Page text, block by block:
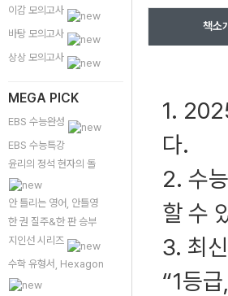
이감 모의고사
바탕 모의고사
상상 모의고사
MEGA PICK
EBS 수능완성
EBS 수능특강
윤리의 정석 현자의 돌
안 틀리는 영어, 안틀영
한 권 질주&한 판 승부
지인선 시리즈
수학 유형서, Hexagon
책소
1.
다.
2. 수
할 수
3. 최
“1등